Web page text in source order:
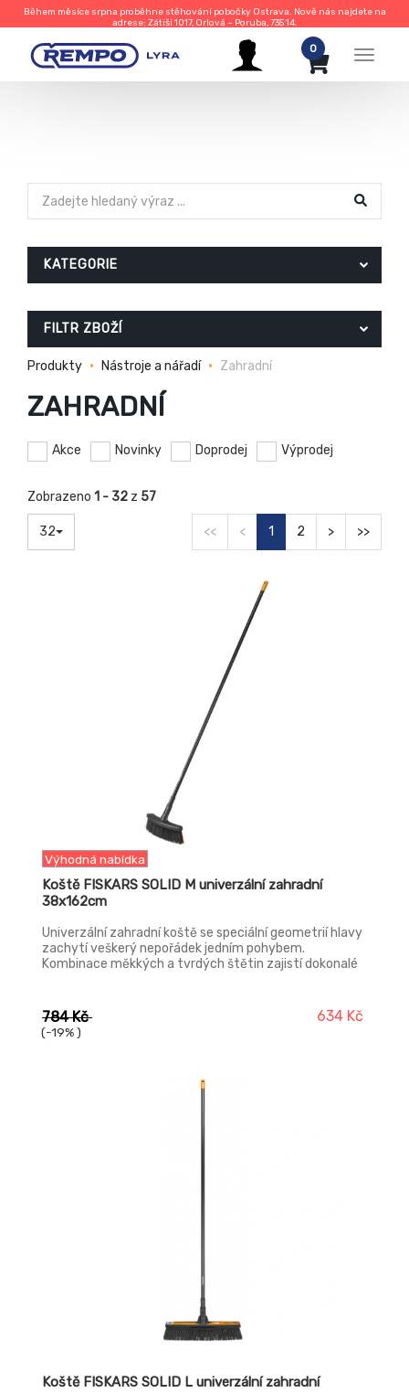
Během měsíce srpna proběhne stěhování pobočky Ostrava. Nově nás najdete na
adrese: Zátiší 1017, Orlová – Poruba, 735 14.
Menu
0
KATEGORIE
FILTR ZBOŽÍ
Produkty Nástroje a nářadí Zahradní
ZAHRADNÍ
Akce Novinky Doprodej Výprodej
Zobrazeno 1 - 32 z 57
32 << < 1 2 > >>
Výhodná nabídka
Koště FISKARS SOLID M univerzální zahradní
38x162cm
Univerzální zahradní koště se speciální geometrií hlavy
zachytí veškerý nepořádek jedním pohybem.
Kombinace měkkých a tvrdých štětin zajistí dokonalé
povrchů na zahradě. Koště má vylepšenou ergonomii a
nízkou hmotnost.
784 Kč
(-19% )
634 Kč
Koště FISKARS SOLID L univerzální zahradní